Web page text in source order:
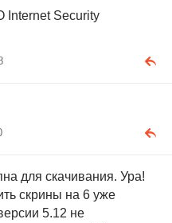
Internet Security
для скачивания. Ура!
скрины на 6 уже
5.12 не